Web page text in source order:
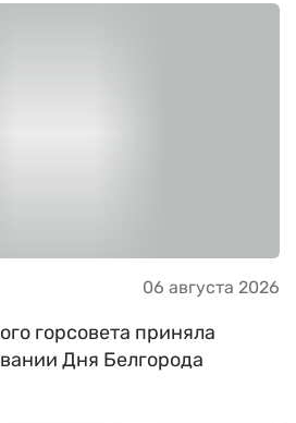
06 августа 2026
горсовета приняла
Дня Белгорода